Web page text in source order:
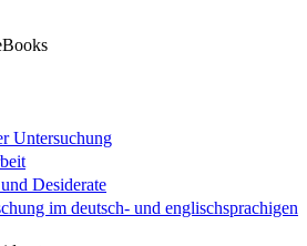
Untersuchung
Desiderate
im deutsch- und englischsprachigen